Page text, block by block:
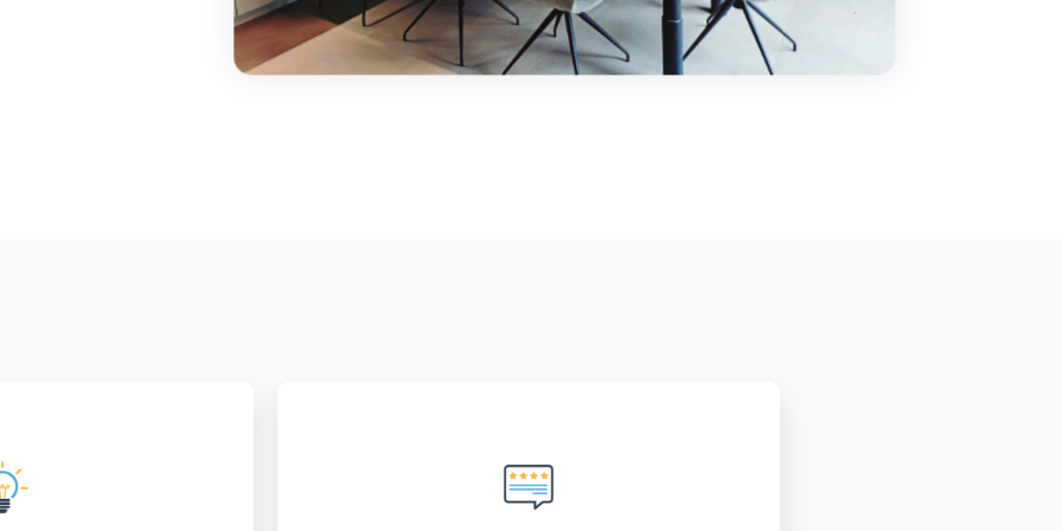
op zoek zijn naar
Jouw tevredenheid is onze prioriteit, vanaf